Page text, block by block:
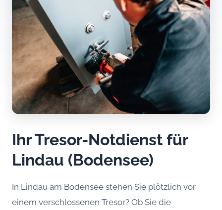
Ihr Tresor-Notdienst für
Lindau (Bodensee)
In Lindau am Bodensee stehen Sie plötzlich vor
einem verschlossenen Tresor? Ob Sie die